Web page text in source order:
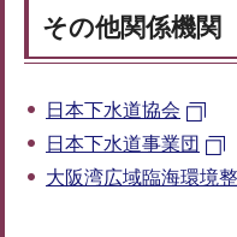
その他関係機関
日本下水道協会
日本下水道事業団
大阪湾広域臨海環境